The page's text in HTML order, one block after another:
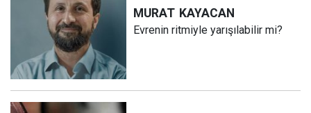
MURAT KAYACAN
Evrenin ritmiyle yarışılabilir mi?